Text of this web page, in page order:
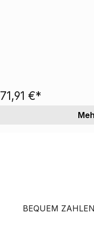
71,91 €*
BEQUEM